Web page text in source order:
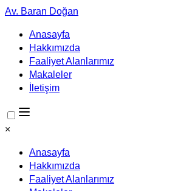
Av. Baran Doğan
Anasayfa
Hakkımızda
Faaliyet Alanlarımız
Makaleler
İletişim
×
Anasayfa
Hakkımızda
Faaliyet Alanlarımız